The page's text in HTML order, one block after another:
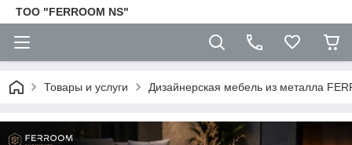
TOO "FERROOM NS"
Товары и услуги Дизайнерская мебель из металла